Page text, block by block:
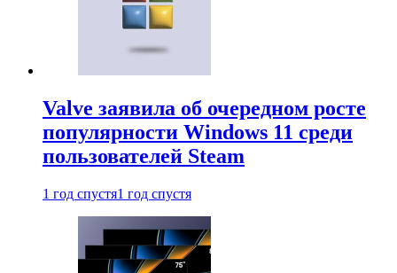
Valve заявила об очередном росте
популярности Windows 11 среди
пользователей Steam
1 год спустя1 год спустя